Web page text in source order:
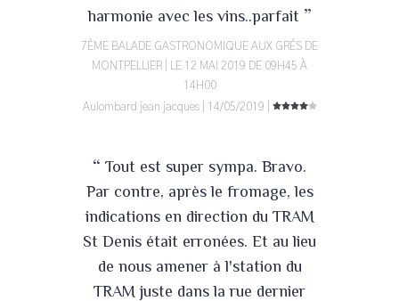
harmonie avec les vins..parfait”
7ÈME BALADE GASTRONOMIQUE AUX GRÉS DE
MONTPELLIER | LE 12 MAI 2019 DE 09H45 À
14H00
Aulombard jean jacques | 14/05/2019 |
“ Tout est super sympa. Bravo.
Par contre, après le fromage, les
indications en direction du TRAM
St Denis était erronées. Et au lieu
de nous amener à l'station du
TRAM juste dans la rue dernier